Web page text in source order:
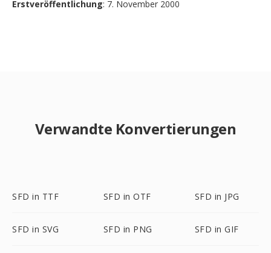
Erstveröffentlichung: 7. November 2000
Verwandte Konvertierungen
SFD in TTF SFD in OTF SFD in JPG
SFD in SVG SFD in PNG SFD in GIF